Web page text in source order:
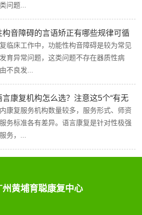
问题...
构音障碍的言语矫正有哪些规律可循
临床工作中，功能性构音障碍是较为常见
育异常问题，这类问题不存在器质性病
不良发...
言康复机构怎么选？注意这5个“有无
康复服务机构数量较多，服务形式、师资
务标准各有差异。语言康复是针对性极强
务，...
州黄埔育聪康复中心